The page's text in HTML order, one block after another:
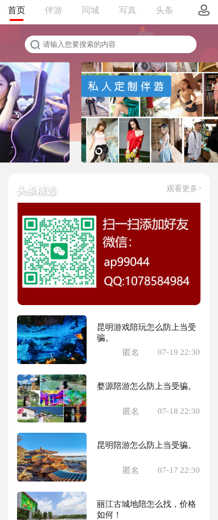
首页 伴游 同城 写真 头条
头条精选 观看更多>
昆明游戏陪玩怎么防上当受
骗。
匿名
07-19 22:30
婺源陪游怎么防上当受骗。
匿名 07-18 22:30
昆明陪游怎么防上当受骗。
匿名 07-17 22:30
丽江古城地陪怎么找，价格
如何！